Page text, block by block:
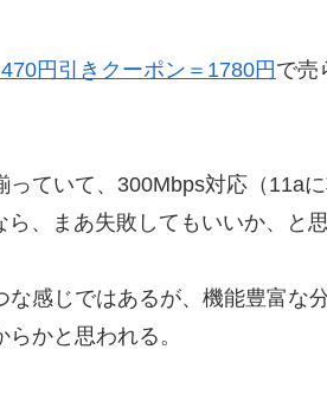
円引きクーポン＝1780円で売
っていて、300Mbps対応（11a
、まあ失敗してもいいか、と思
感じではあるが、機能豊富な
かと思われる。